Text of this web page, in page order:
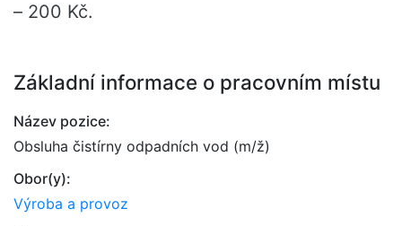
– 200 Kč.
Základní informace o pracovním místu
Název pozice:
Obsluha čistírny odpadních vod (m/ž)
Obor(y):
Výroba a provoz